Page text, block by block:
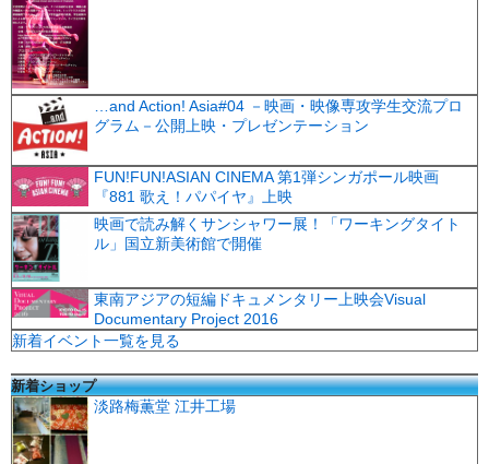
…and Action! Asia#04 －映画・映像専攻学生交流プロ
グラム－公開上映・プレゼンテーション
FUN!FUN!ASIAN CINEMA 第1弾シンガポール映画
『881 歌え！パパイヤ』上映
映画で読み解くサンシャワー展！「ワーキングタイト
ル」国立新美術館で開催
東南アジアの短編ドキュメンタリー上映会Visual
Documentary Project 2016
新着イベント一覧を見る
新着ショップ
淡路梅薫堂 江井工場